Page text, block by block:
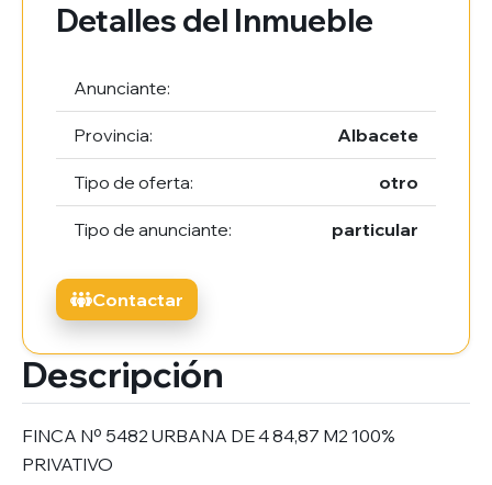
Descripción
FINCA Nº 5482 URBANA DE 4 84,87 M2 100%
PRIVATIVO
Detalles del Inmueble
Anunciante:
Provincia: Albacete
Tipo de oferta: otro
Tipo de anunciante: particular
Contactar